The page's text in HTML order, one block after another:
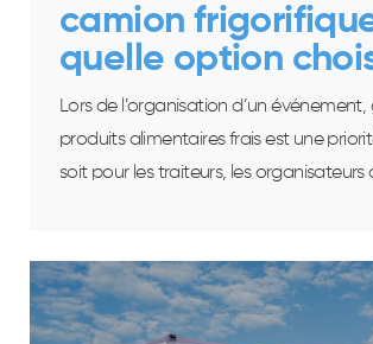
camion
quelle option
Lors de l’organisation d’un événement,
produits alimentaires frais est une
soit pour les traiteurs, les organisateurs